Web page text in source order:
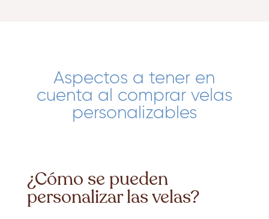
Aspectos a tener en
cuenta al comprar velas
personalizables
¿Cómo se pueden
personalizar las velas?